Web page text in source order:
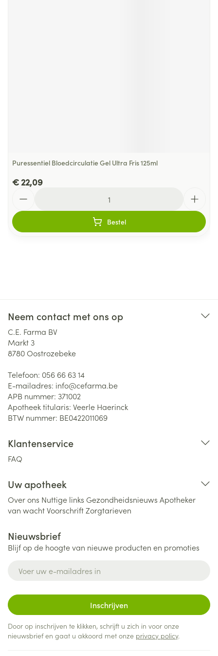
Puressentiel Bloedcirculatie Gel Ultra Fris 125ml
€ 22,09
Bestel
Neem contact met ons op
C.E. Farma BV
Markt 3
8780Oostrozebeke
Telefoon: 056 66 63 14
E-mailadres: info@cefarma.be
APB nummer: 371002
Apotheek titularis: Veerle Haerinck
BTW nummer: BE0422011069
Klantenservice
FAQ
Uw apotheek
Over ons Nuttige links Gezondheidsnieuws Apotheker
van wachtVoorschriftZorgtarieven
Nieuwsbrief
Blijf op de hoogte van nieuwe producten en promoties
Inschrijven
Door op inschrijven te klikken, schrijft u zich in voor onze
nieuwsbrief en gaat u akkoord met onze privacy policy.